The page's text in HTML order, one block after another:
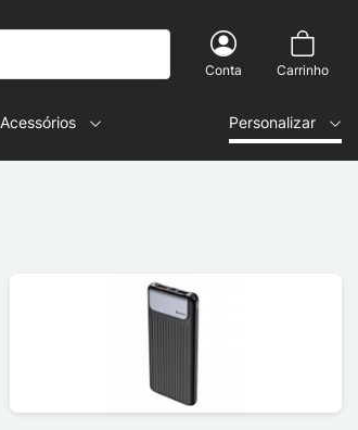
Conta Carrinho
Acessórios Personalizar